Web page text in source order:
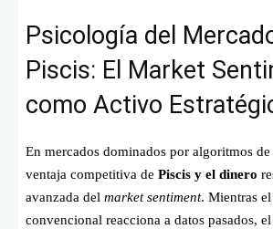
Psicología del
Piscis: El Market
como Activo
En mercados dominados por algoritmos
ventaja competitiva de Piscis y el dinero
avanzada del market sentiment. Mientras
convencional reacciona a datos pasados, el